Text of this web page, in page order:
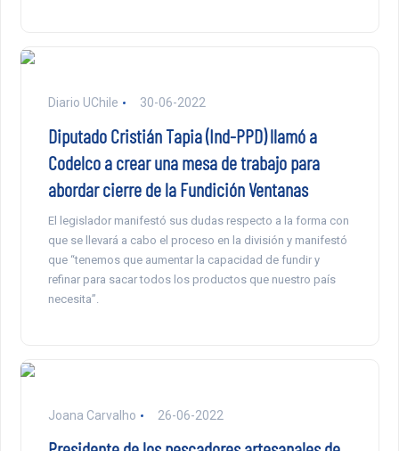
Diario UChile 30-06-2022
Diputado Cristián Tapia (Ind-PPD) llamó a
Codelco a crear una mesa de trabajo para
abordar cierre de la Fundición Ventanas
El legislador manifestó sus dudas respecto a la forma con
que se llevará a cabo el proceso en la división y manifestó
que “tenemos que aumentar la capacidad de fundir y
refinar para sacar todos los productos que nuestro país
necesita”.
Joana Carvalho 26-06-2022